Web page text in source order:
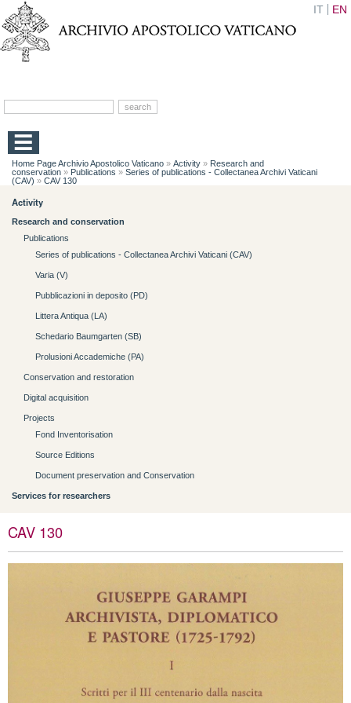
IT EN
Home Page Archivio Apostolico Vaticano » Activity » Research and
conservation » Publications » Series of publications - Collectanea Archivi Vaticani
(CAV) » CAV 130
Activity
Research and conservation
Publications
Series of publications - Collectanea Archivi Vaticani (CAV)
Varia (V)
Pubblicazioni in deposito (PD)
Littera Antiqua (LA)
Schedario Baumgarten (SB)
Prolusioni Accademiche (PA)
Conservation and restoration
Digital acquisition
Projects
Fond Inventorisation
Source Editions
Document preservation and Conservation
Services for researchers
CAV 130